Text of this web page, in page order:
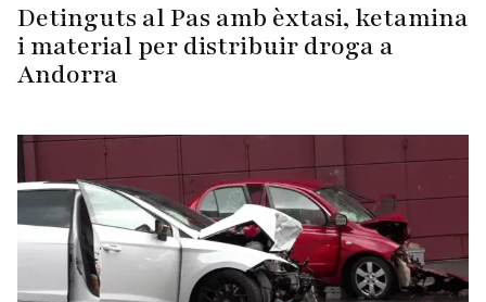
Detinguts al Pas amb èxtasi, ketamina
i material per distribuir droga a
Andorra